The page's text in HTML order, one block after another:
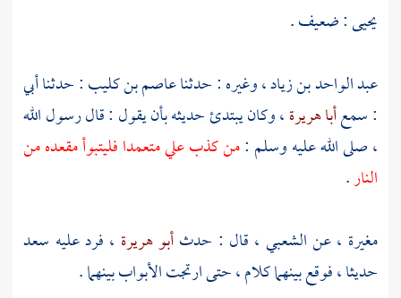
يحيى: ضعيف .
عبد الواحد بن زياد، وغيره : حدثناعاصم بن كليب: حدثنا أبي
: سمعأبا هريرة، وكان يبتدئ حديثه بأن يقول : قال رسول الله
، صلى الله عليه وسلم :من كذب علي متعمدا فليتبوأ مقعده من
النار.
مغيرة ، عنالشعبي ، قال : حدثأبو هريرة ، فرد عليه سعد
حديثا ، فوقع بينهما كلام ، حتى ارتجت الأبواب بينهما .